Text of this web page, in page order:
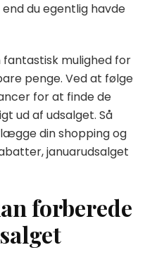
du egentlig havde
mulighed for
penge. Ved at følge
for at finde de
ud af udsalget. Så
din shopping og
januarudsalget
forberede